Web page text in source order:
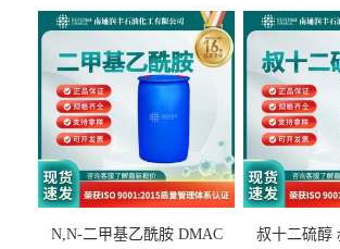
N,N-二甲基乙酰胺 DMAC 叔十二硫醇